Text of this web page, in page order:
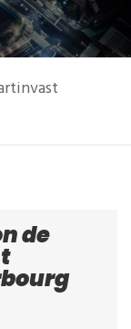
de